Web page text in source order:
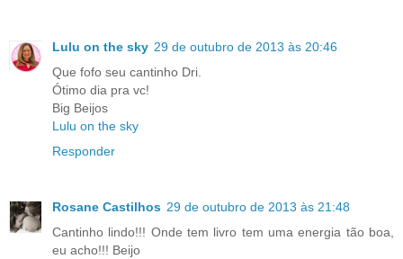
Lulu on the sky 29 de outubro de 2013 às 20:46
Que fofo seu cantinho Dri.
Ótimo dia pra vc!
Big Beijos
Lulu on the sky
Responder
Rosane Castilhos 29 de outubro de 2013 às 21:48
Cantinho lindo!!! Onde tem livro tem uma energia tão boa,
eu acho!!! Beijo